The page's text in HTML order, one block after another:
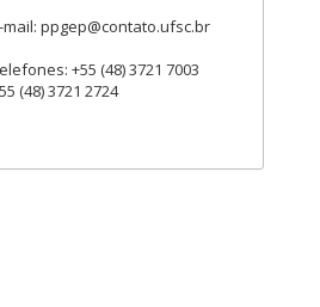
mail: ppgep@contato.ufsc.br
+55 (48) 3721 7003
(48) 3721 2724